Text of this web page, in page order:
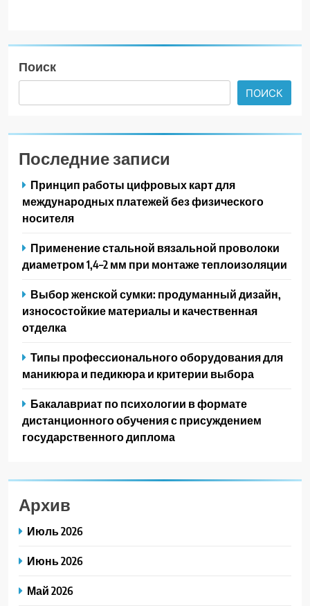
Поиск
ПОИСК
Последние записи
Принцип работы цифровых карт для
международных платежей без физического
носителя
Применение стальной вязальной проволоки
диаметром 1,4–2 мм при монтаже теплоизоляции
Выбор женской сумки: продуманный дизайн,
износостойкие материалы и качественная
отделка
Типы профессионального оборудования для
маникюра и педикюра и критерии выбора
Бакалавриат по психологии в формате
дистанционного обучения с присуждением
государственного диплома
Архив
Июль 2026
Июнь 2026
Май 2026